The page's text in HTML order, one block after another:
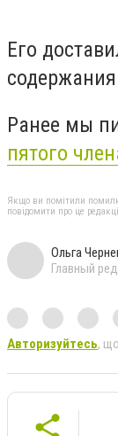
Его
Ранее мы
пятого
Якщо ви помітили
повідомити про це
Ольга
Главный
Авторизуйтесь,